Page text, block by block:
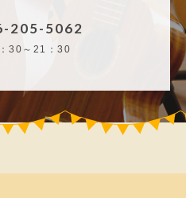
205-5062
30～21：30